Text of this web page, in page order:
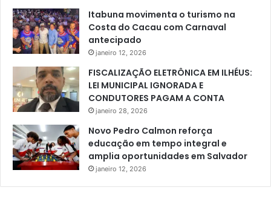
Itabuna movimenta o turismo na
Costa do Cacau com Carnaval
antecipado
janeiro 12, 2026
FISCALIZAÇÃO ELETRÔNICA EM ILHÉUS:
LEI MUNICIPAL IGNORADA E
CONDUTORES PAGAM A CONTA
janeiro 28, 2026
Novo Pedro Calmon reforça
educação em tempo integral e
amplia oportunidades em Salvador
janeiro 12, 2026